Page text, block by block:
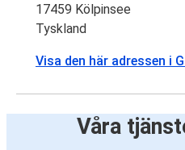
17459 Kölpinsee
Tyskland
Visa den här adressen i
Våra